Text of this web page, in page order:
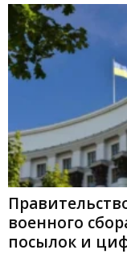
военного
посылок и